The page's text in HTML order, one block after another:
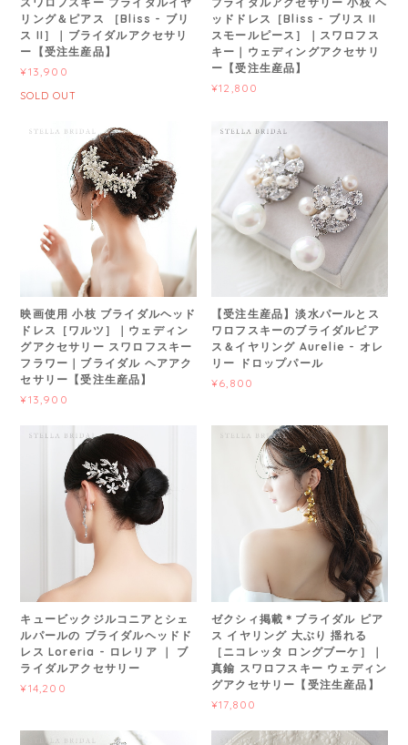
リング＆ピアス ［Bliss - ブリ
ス II］｜ブライダルアクセサリ
ー【受注生産品】
¥13,900
SOLD OUT
ッドドレス［Bliss - ブリス II
スモールピース］｜スワロフス
キー｜ウェディングアクセサリ
ー【受注生産品】
¥12,800
映画使用 小枝 ブライダルヘッド
ドレス［ワルツ］｜ウェディン
グアクセサリー スワロフスキー
フラワー｜ブライダル ヘアアク
セサリー【受注生産品】
¥13,900
【受注生産品】淡水パールとス
ワロフスキーのブライダルピア
ス＆イヤリング Aurelie - オレ
リー ドロップパール
¥6,800
キュービックジルコニアとシェ
ルパールの ブライダルヘッドド
レス Loreria - ロレリア ｜ ブ
ライダルアクセサリー
¥14,200
ゼクシィ掲載＊ブライダル ピア
ス イヤリング 大ぶり 揺れる
［ニコレッタ ロングブーケ］｜
真鍮 スワロフスキー ウェディン
グアクセサリー【受注生産品】
¥17,800